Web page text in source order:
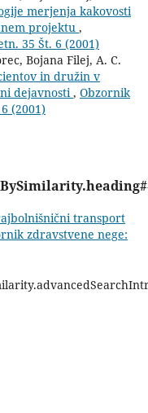
merjenja kakovosti
projektu ,
35 Št. 6 (2001)
Bojana Filej, A. C.
in družin v
dejavnosti, Obzornik
(2001)
transport
zdravstvene nege: